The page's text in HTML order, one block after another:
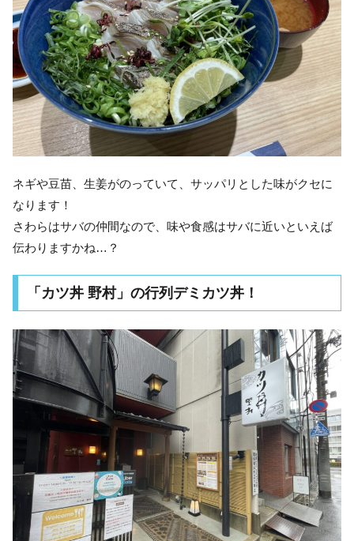
ネギや豆苗、生姜がのっていて、サッパリとした味がクセに
なります！
さわらはサバの仲間なので、味や食感はサバに近いといえば
伝わりますかね…？
「カツ丼 野村」の行列デミカツ丼！